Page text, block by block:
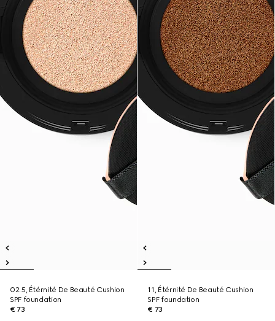
02.5, Étérnité De Beauté Cushion
SPF foundation
€ 73
11, Étérnité De Beauté Cushion
SPF foundation
€ 73